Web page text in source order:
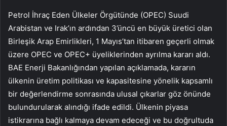
Petrol İhraç Eden Ülkeler Örgütünde (OPEC) Suudi
Arabistan ve Irak’ın ardından 3’üncü en büyük üretici olan
Birleşik Arap Emirlikleri, 1 Mayıs’tan itibaren geçerli olmak
üzere OPEC ve OPEC+ üyeliklerinden ayrılma kararı aldı.
BAE Enerji Bakanlığından yapılan açıklamada, kararın
ülkenin üretim politikası ve kapasitesine yönelik kapsamlı
bir değerlendirme sonrasında ulusal çıkarlar göz önünde
bulundurularak alındığı ifade edildi. Ülkenin piyasa
istikrarına bağlı kalmaya devam edeceği ve bu doğrultuda